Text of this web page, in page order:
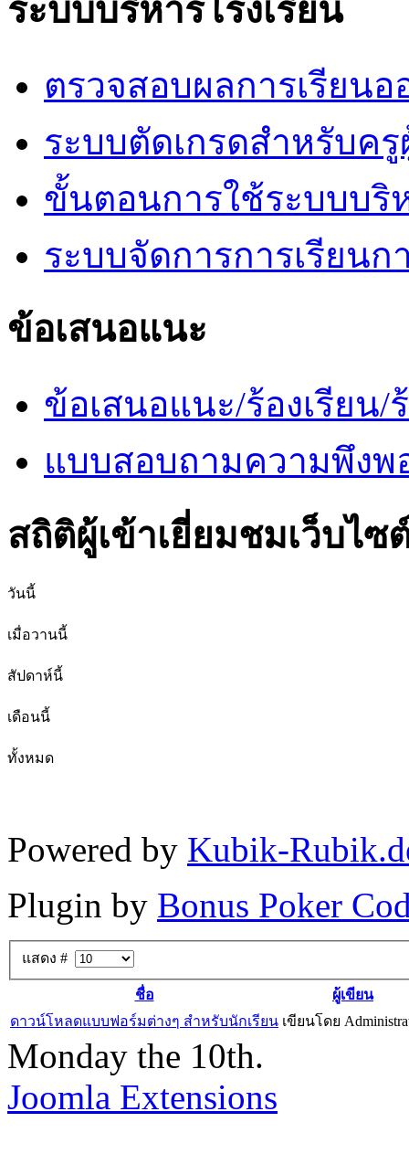
ระบบบริหารโรงเรียน
ตรวจสอบผลการเรียน
ระบบตัดเกรดสำหรับค
ขั้นตอนการใช้ระบบบริ
ระบบจัดการการเรียน
ข้อเสนอแนะ
ข้อเสนอแนะ/ร้องเรียน/
แบบสอบถามความพึงพ
สถิติผู้เข้าเยี่ยมชมเว็บไซ
วันนี้
เมื่อวานนี้
สัปดาห์นี้
เดือนนี้
ทั้งหมด
Powered by Kubik-
Plugin by Bonus Poker
แสดง #
ชื่อ
ผู้เขียน
ดาวน์โหลดแบบฟอร์มต่างๆ สำหรับนักเรียน เขียนโดย
Monday the 10th.
Joomla Extensions